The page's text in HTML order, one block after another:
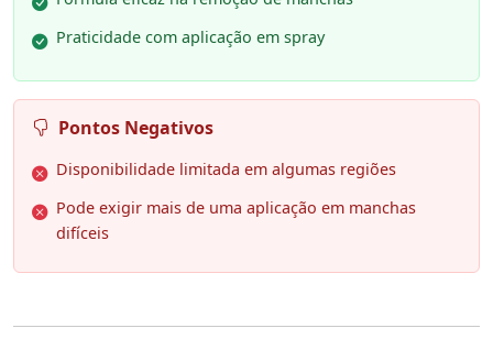
Praticidade com aplicação em spray
Pontos Negativos
Disponibilidade limitada em algumas regiões
Pode exigir mais de uma aplicação em manchas
difíceis